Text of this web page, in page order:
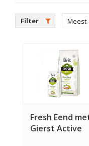
Filter
Meest
Fresh Eend
Gierst Active